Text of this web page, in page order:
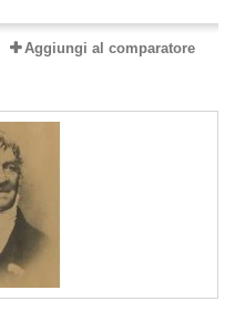
Aggiungi al comparatore